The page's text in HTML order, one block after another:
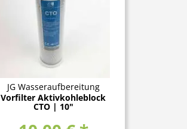
JG Wasseraufbereitung
Vorfilter Aktivkohleblock
CTO | 10"